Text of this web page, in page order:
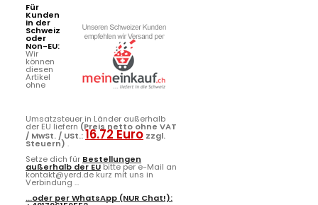
Für
Kunden
in der
Schweiz
oder
Non-EU:
Wir
können
diesen
Artikel
ohne
Umsatzsteuer in Länder außerhalb
der EU liefern (Preis netto ohne VAT
/ MwSt. / USt.:16.72 Euro zzgl.
Steuern) .
Setze dich für Bestellungen
außerhalb der EUbitte per e-Mail an
kontakt@yerd.de kurz mit uns in
Verbindung ...
...oder perWhatsApp (NUR Chat!):